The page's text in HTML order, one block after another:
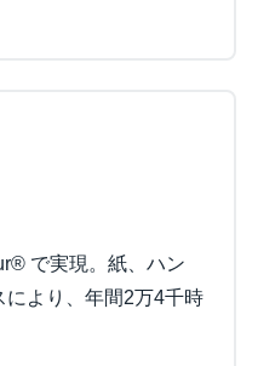
で実現。紙、ハン
により、年間2万4千時